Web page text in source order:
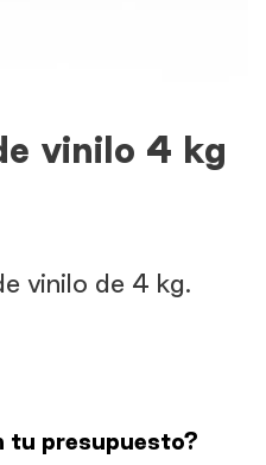
vinilo 4 kg
vinilo de 4 kg.
tu presupuesto?